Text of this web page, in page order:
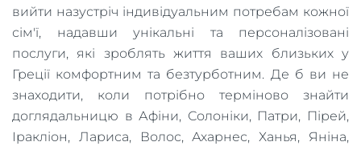
вийти назустріч індивідуальним потребам кожної
сім'ї, надавши унікальні та персоналізовані
послуги, які зроблять життя ваших близьких у
Греції комфортним та безтурботним. Де б ви не
знаходити, коли потрібно терміново знайти
доглядальницю в Афіни, Солоніки, Патри, Пірей,
Іракліон, Лариса, Волос, Ахарнес, Ханья, Яніна,